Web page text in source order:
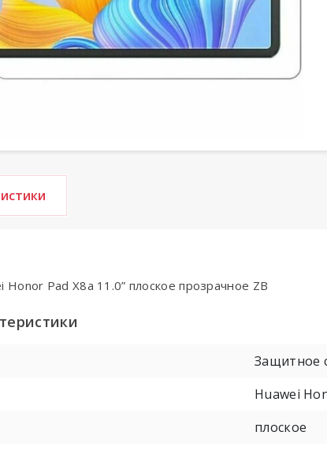
Pad X8a 11.0” плоское прозрачное ZB
Защитное
Huawei
плоское